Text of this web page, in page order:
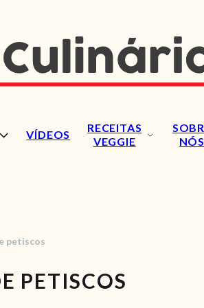
VÍDEOS
RECEITAS
VEGGIE
NÓS
RECEITAS
VÍDEOS
petiscos
PETISCOS